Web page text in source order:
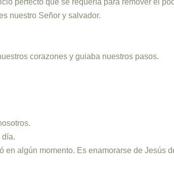
perfecto que se requería para remover el
nuestro Señor y salvador.
corazones y guiaba nuestros pasos.
día.
algún momento. Es enamorarse de Jesús